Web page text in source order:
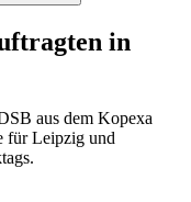
in
aus dem Kopexa
für Leipzig und